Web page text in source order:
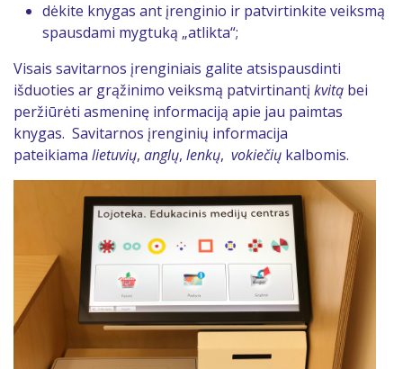
dėkite knygas ant įrenginio ir patvirtinkite veiksmą
spausdami mygtuką „atlikta“;
Visais savitarnos įrenginiais galite atsispausdinti
išduoties ar grąžinimo veiksmą patvirtinantį kvitą bei
peržiūrėti asmeninę informaciją apie jau paimtas
knygas. Savitarnos įrenginių informacija
pateikiama lietuvių, anglų, lenkų, vokiečių kalbomis.